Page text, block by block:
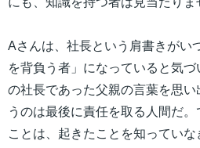
Aさんは、社長という肩書きがい
を背負う者」になっていると気
の社長であった父親の言葉を思
うのは最後に責任を取る人間だ
ことは、起きたことを知ってい